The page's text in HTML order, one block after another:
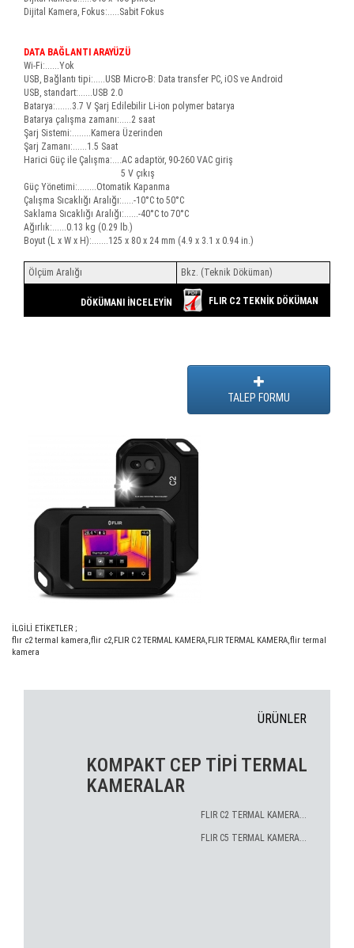
Dijital Kamera, Fokus:.....Sabit Fokus
DATA BAĞLANTI ARAYÜZÜ
Wi-Fi:......Yok
USB, Bağlantı tipi:.....USB Micro-B: Data transfer PC, iOS ve Android
USB, standart:......USB 2.0
Batarya:.......3.7 V Şarj Edilebilir Li-ion polymer batarya
Batarya çalışma zamanı:.....2 saat
Şarj Sistemi:........Kamera Üzerinden
Şarj Zamanı:......1.5 Saat
Harici Güç ile Çalışma:....AC adaptör, 90-260 VAC giriş
5 V çıkış
Güç Yönetimi:........Otomatik Kapanma
Çalışma Sıcaklığı Aralığı:.....-10°C to 50°C
Saklama Sıcaklığı Aralığı:......-40°C to 70°C
Ağırlık:......0.13 kg (0.29 lb.)
Boyut (L x W x H):.......125 x 80 x 24 mm (4.9 x 3.1 x 0.94 in.)
Ölçüm Aralığı Bkz. (Teknik Döküman)
DÖKÜMANI İNCELEYİN FLIR C2 TEKNİK DÖKÜMAN
TALEP FORMU
İLGİLİ ETİKETLER ;
flır c2 termal kamera,flir c2,FLIR C2 TERMAL KAMERA,FLIR TERMAL KAMERA,flir termal
kamera
ÜRÜNLER
KOMPAKT CEP TİPİ TERMAL
KAMERALAR
FLIR C2 TERMAL KAMERA...
FLIR C5 TERMAL KAMERA...